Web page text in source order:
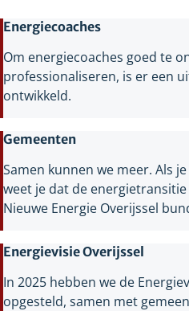
Energiecoaches
Om energiecoaches goed te
professionaliseren, is er een
ontwikkeld.
Gemeenten
Samen kunnen we meer. Als
weet je dat de
Nieuwe Energie Overijssel
Energievisie Overijssel
In 2025 hebben we de
opgesteld, samen met